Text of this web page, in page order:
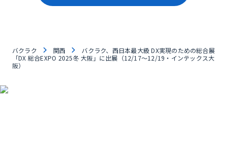
バクラク 関西
バクラク、西日本最大級 DX実現のための総合展
「DX 総合EXPO 2025冬 大阪」に出展（12/17〜12/19・インテックス大
阪）